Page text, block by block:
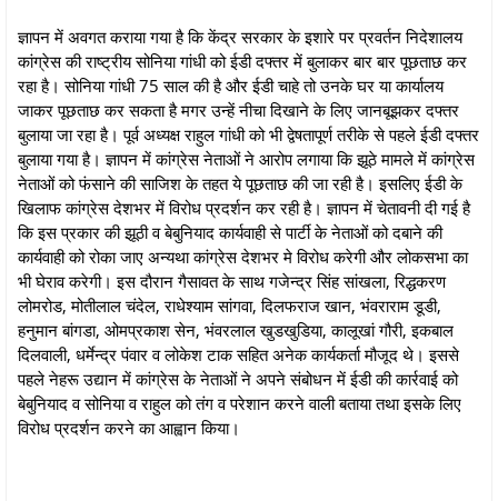
ज्ञापन में अवगत कराया गया है कि केंद्र सरकार के इशारे पर प्रवर्तन निदेशालय
कांग्रेस की राष्ट्रीय सोनिया गांधी को ईडी दफ्तर में बुलाकर बार बार पूछताछ कर
रहा है। सोनिया गांधी 75 साल की है और ईडी चाहे तो उनके घर या कार्यालय
जाकर पूछताछ कर सकता है मगर उन्हें नीचा दिखाने के लिए जानबूझकर दफ्तर
बुलाया जा रहा है। पूर्व अध्यक्ष राहुल गांधी को भी द्वेषतापूर्ण तरीके से पहले ईडी दफ्तर
बुलाया गया है। ज्ञापन में कांग्रेस नेताओं ने आरोप लगाया कि झूठे मामले में कांग्रेस
नेताओं को फंसाने की साजिश के तहत ये पूछताछ की जा रही है। इसलिए ईडी के
खिलाफ कांग्रेस देशभर में विरोध प्रदर्शन कर रही है। ज्ञापन में चेतावनी दी गई है
कि इस प्रकार की झूठी व बेबुनियाद कार्यवाही से पार्टी के नेताओं को दबाने की
कार्यवाही को रोका जाए अन्यथा कांग्रेस देशभर मे विरोध करेगी और लोकसभा का
भी घेराव करेगी। इस दौरान गैसावत के साथ गजेन्द्र सिंह सांखला, रिद्धकरण
लोमरोड, मोतीलाल चंदेल, राधेश्याम सांगवा, दिलफराज खान, भंवराराम डूडी,
हनुमान बांगडा, ओमप्रकाश सेन, भंवरलाल खुडखुडिया, कालूखां गौरी, इकबाल
दिलवाली, धर्मेन्द्र पंवार व लोकेश टाक सहित अनेक कार्यकर्ता मौजूद थे। इससे
पहले नेहरू उद्यान में कांग्रेस के नेताओं ने अपने संबोधन में ईडी की कार्रवाई को
बेबुनियाद व सोनिया व राहुल को तंग व परेशान करने वाली बताया तथा इसके लिए
विरोध प्रदर्शन करने का आह्वान किया।